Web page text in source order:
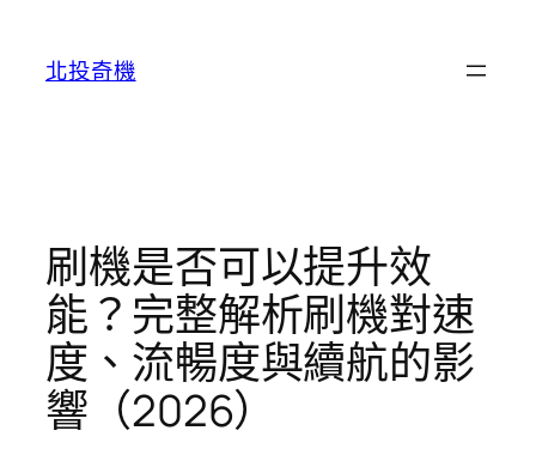
北投奇機
刷機是否可以提升效
能？完整解析刷機對速
度、流暢度與續航的影
響（2026）